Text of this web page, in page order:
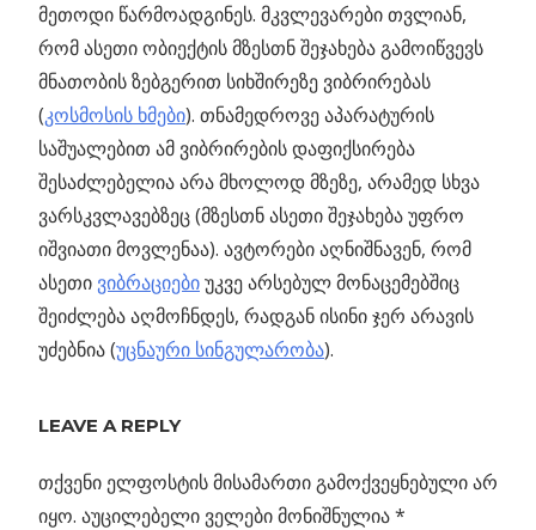
მეთოდი წარმოადგინეს. მკვლევარები თვლიან,
რომ ასეთი ობიექტის მზესთნ შეჯახება გამოიწვევს
მნათობის ზებგერით სიხშირეზე ვიბრირებას
(კოსმოსის ხმები). თნამედროვე აპარატურის
საშუალებით ამ ვიბრირების დაფიქსირება
შესაძლებელია არა მხოლოდ მზეზე, არამედ სხვა
ვარსკვლავებზეც (მზესთნ ასეთი შეჯახება უფრო
იშვიათი მოვლენაა). ავტორები აღნიშნავენ, რომ
ასეთი ვიბრაციებიუკვე არსებულ მონაცემებშიც
შეიძლება აღმოჩნდეს, რადგან ისინი ჯერ არავის
უძებნია (უცნაური სინგულარობა).
ᲨᲐᲕᲘ
LEAVE A REPLY
თქვენი ელფოსტის მისამართი გამოქვეყნებული არ
იყო. აუცილებელი ველები მონიშნულია*